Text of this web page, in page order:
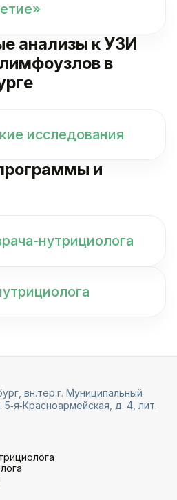
анализы к УЗИ
в
исследования
и
нутрициолога
вн.тер.г. Муниципальный
д. 4, лит.